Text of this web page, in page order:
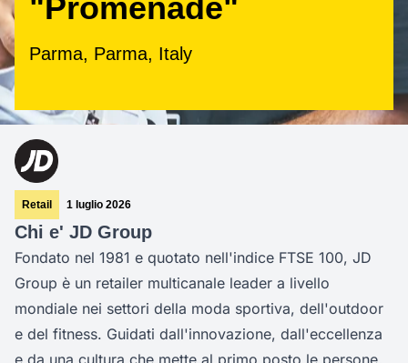
"Promenade"
Parma, Parma, Italy
Retail 1 luglio 2026
Chi e' JD Group
Fondato nel 1981 e quotato nell'indice FTSE 100, JD
Group è un retailer multicanale leader a livello
mondiale nei settori della moda sportiva, dell'outdoor
e del fitness. Guidati dall'innovazione, dall'eccellenza
e da una cultura che mette al primo posto le persone,